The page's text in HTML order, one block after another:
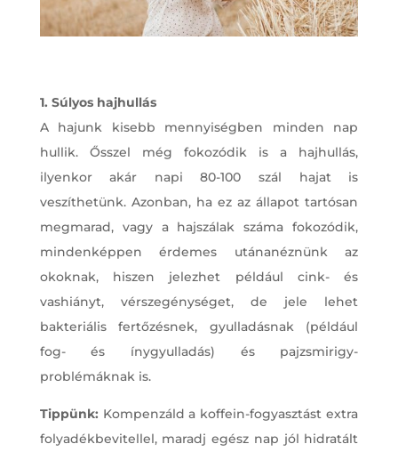
1. Súlyos hajhullás
A hajunk kisebb mennyiségben minden nap
hullik. Ősszel még fokozódik is a hajhullás,
ilyenkor akár napi 80-100 szál hajat is
veszíthetünk. Azonban, ha ez az állapot tartósan
megmarad, vagy a hajszálak száma fokozódik,
mindenképpen érdemes utánanéznünk az
okoknak, hiszen jelezhet például cink- és
vashiányt, vérszegénységet, de jele lehet
bakteriális fertőzésnek, gyulladásnak (például
fog- és ínygyulladás) és pajzsmirigy-
problémáknak is.
Tippünk: Kompenzáld a koffein-fogyasztást extra
folyadékbevitellel, maradj egész nap jól hidratált